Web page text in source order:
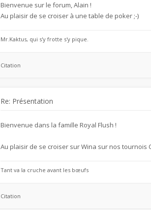
Bienvenue sur le forum, Alain !
Au plaisir de se croiser à une table de poker ;-)
Mr.Kaktus, qui s'y frotte s'y pique.
Citation
Re: Présentation
Bienvenue dans la famille Royal Flush !
Au plaisir de se croiser sur Wina sur nos tournois
Tant va la cruche avant les bœufs
Citation